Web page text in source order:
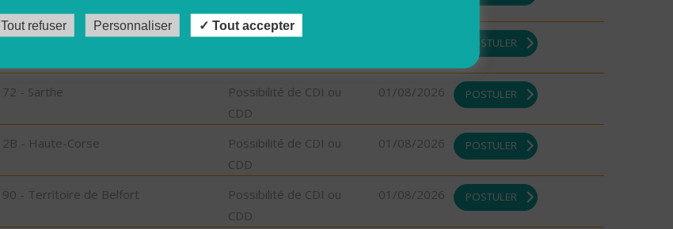
CDD
2B - Haute-Corse
Possibilité de CDI ou
POSTULER
72 - Sarthe
Possibilité de CDI ou
CDD
01/08/2026 POSTULER
2B - Haute-Corse
Possibilité de CDI ou
CDD
01/08/2026 POSTULER
90 - Territoire de Belfort
Possibilité de CDI ou
CDD
01/08/2026 POSTULER
Tout refuser Personnaliser Tout accepter